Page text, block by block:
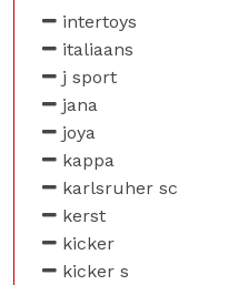
intertoys
italiaans
j sport
jana
joya
kappa
karlsruher sc
kerst
kicker
kicker s